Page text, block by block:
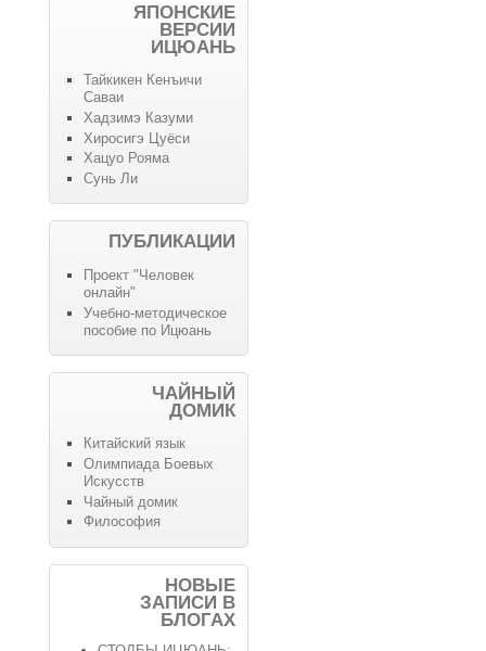
ЯПОНСКИЕ
ВЕРСИИ
ИЦЮАНЬ
Тайкикен Кенъичи
Саваи
Хадзимэ Казуми
Хиросигэ Цуёси
Хацуо Рояма
Сунь Ли
ПУБЛИКАЦИИ
Проект "Человек
онлайн"
Учебно-методическое
пособие по Ицюань
ЧАЙНЫЙ
ДОМИК
Китайский язык
Олимпиада Боевых
Искусств
Чайный домик
Философия
НОВЫЕ
ЗАПИСИ В
БЛОГАХ